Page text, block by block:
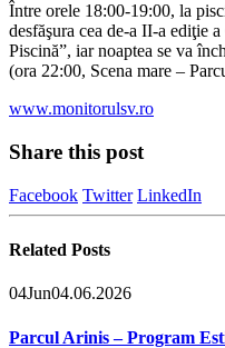
Între orele 18:00-19:00, la
desfăşura cea de-a II-a ediţie
Piscină”, iar noaptea se va
(ora 22:00, Scena mare –
www.monitorulsv.ro
Share this post
Facebook Twitter LinkedIn
Related Posts
04Jun04.06.2026
Parcul Arinis – Program